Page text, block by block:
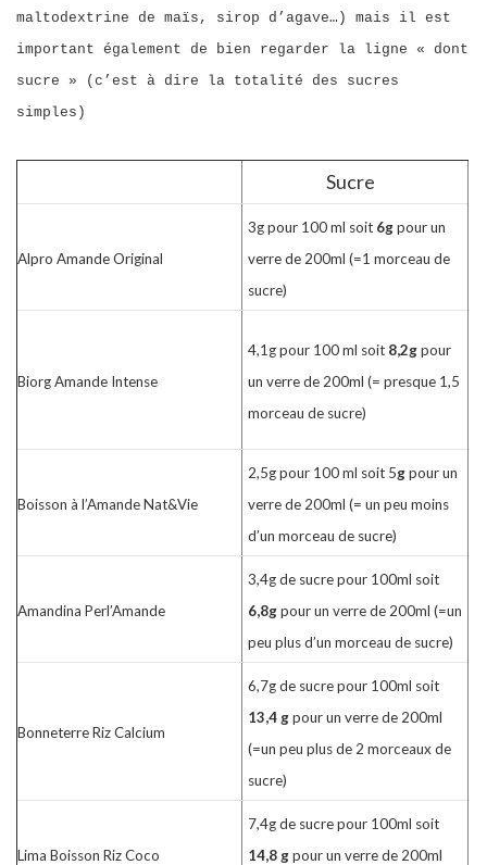
maltodextrine de maïs, sirop d’agave…) mais il est
important également de bien regarder la ligne « dont
sucre » (c’est à dire la totalité des sucres
simples)
Sucre
Alpro Amande Original
3g pour 100 ml soit 6gpour un
verre de 200ml (=1 morceau de
sucre)
Biorg Amande Intense
4,1g pour 100 ml soit 8,2gpour
un verre de 200ml (= presque 1,5
morceau de sucre)
Boisson à l’Amande Nat&Vie
2,5g pour 100 ml soit 5gpour un
verre de 200ml (= un peu moins
d’un morceau de sucre)
Amandina Perl’Amande
3,4g de sucre pour 100ml soit
6,8gpour un verre de 200ml (=un
peu plus d’un morceau de sucre)
Bonneterre Riz Calcium
6,7g de sucre pour 100ml soit
13,4 gpour un verre de 200ml
(=un peu plus de 2 morceaux de
sucre)
Lima Boisson Riz Coco
7,4g de sucre pour 100ml soit
14,8 gpour un verre de 200ml